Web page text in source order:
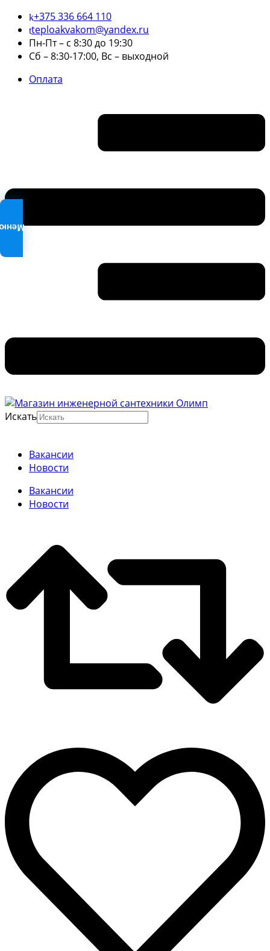
+375 336 664 110
teploakvakom@yandex.ru
Пн-Пт – с 8:30 до 19:30
Сб – 8:30-17:00, Вс – выходной
Оплата
Искать
Вакансии
Новости
Вакансии
Новости